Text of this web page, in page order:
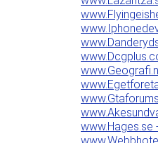
www.Hages.se